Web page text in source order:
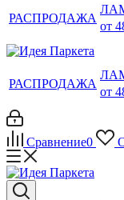
РАСПРОДАЖА
от
РАСПРОДАЖА
от
Сравнение0